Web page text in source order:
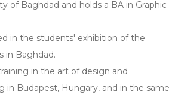
of Baghdad and holds a BA in Graphic
in the students' exhibition of the
in Baghdad.
in the art of design and
in Budapest, Hungary, and in the same